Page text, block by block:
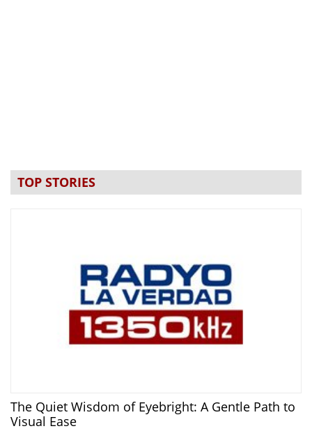
TOP STORIES
The Quiet Wisdom of Eyebright: A Gentle Path to
Visual Ease